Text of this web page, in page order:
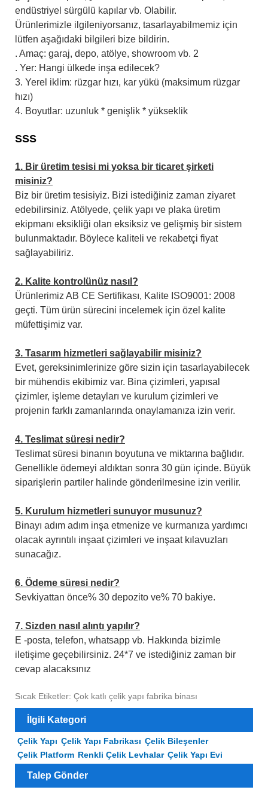
endüstriyel sürgülü kapılar vb. Olabilir.
Ürünlerimizle ilgileniyorsanız, tasarlayabilmemiz için
lütfen aşağıdaki bilgileri bize bildirin.
. Amaç: garaj, depo, atölye, showroom vb. 2
. Yer: Hangi ülkede inşa edilecek?
3. Yerel iklim: rüzgar hızı, kar yükü (maksimum rüzgar
hızı)
4. Boyutlar: uzunluk * genişlik * yükseklik
SSS
1. Bir üretim tesisi mi yoksa bir ticaret şirketi
misiniz?
Biz bir üretim tesisiyiz. Bizi istediğiniz zaman ziyaret
edebilirsiniz. Atölyede, çelik yapı ve plaka üretim
ekipmanı eksikliği olan eksiksiz ve gelişmiş bir sistem
bulunmaktadır. Böylece kaliteli ve rekabetçi fiyat
sağlayabiliriz.
2. Kalite kontrolünüz nasıl?
Ürünlerimiz AB CE Sertifikası, Kalite ISO9001: 2008
geçti. Tüm ürün sürecini incelemek için özel kalite
müfettişimiz var.
3. Tasarım hizmetleri sağlayabilir misiniz?
Evet, gereksinimlerinize göre sizin için tasarlayabilecek
bir mühendis ekibimiz var. Bina çizimleri, yapısal
çizimler, işleme detayları ve kurulum çizimleri ve
projenin farklı zamanlarında onaylamanıza izin verir.
4. Teslimat süresi nedir?
Teslimat süresi binanın boyutuna ve miktarına bağlıdır.
Genellikle ödemeyi aldıktan sonra 30 gün içinde. Büyük
siparişlerin partiler halinde gönderilmesine izin verilir.
5. Kurulum hizmetleri sunuyor musunuz?
Binayı adım adım inşa etmenize ve kurmanıza yardımcı
olacak ayrıntılı inşaat çizimleri ve inşaat kılavuzları
sunacağız.
6. Ödeme süresi nedir?
Sevkiyattan önce% 30 depozito ve% 70 bakiye.
7. Sizden nasıl alıntı yapılır?
E -posta, telefon, whatsapp vb. Hakkında bizimle
iletişime geçebilirsiniz. 24*7 ve istediğiniz zaman bir
cevap alacaksınız
Sıcak Etiketler: Çok katlı çelik yapı fabrika binası
İlgili Kategori
Çelik Yapı Çelik Yapı Fabrikası Çelik Bileşenler
Çelik Platform Renkli Çelik Levhalar Çelik Yapı Evi
Talep Gönder